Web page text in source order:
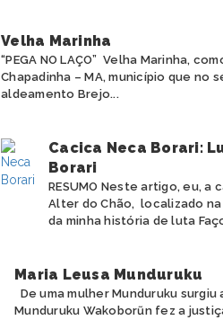
Velha Marinha
“PEGA NO LAÇO” Velha Marinha,
Chapadinha – MA, município que
aldeamento Brejo...
Cacica Neca Borari:
Borari
RESUMO Neste artigo, eu,
Alter do Chão, localizado
da minha história de luta
Maria Leusa Munduruku
De uma mulher Munduruku
Munduruku Wakoborũn fez a